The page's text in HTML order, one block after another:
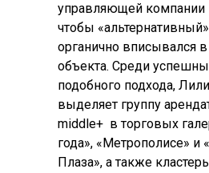
управляющей компании
чтобы
органично вписывался
объекта. Среди
подобного подхода,
выделяет группу
middle+ в торговых
года», «Метрополисе» и
Плаза», а также